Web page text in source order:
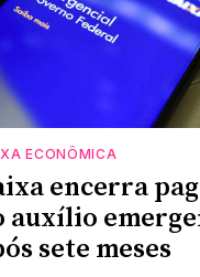
ECONÔMICA
encerra
auxílio
sete meses